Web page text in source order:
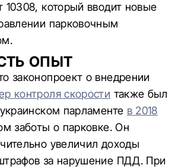
10308, который вводит новые
парковочным
ОПЫТ
законопроект о внедрении
контроля скорости также был
парламенте в 2018
заботы о парковке. Он
увеличил доходы
за нарушение ПДД. При